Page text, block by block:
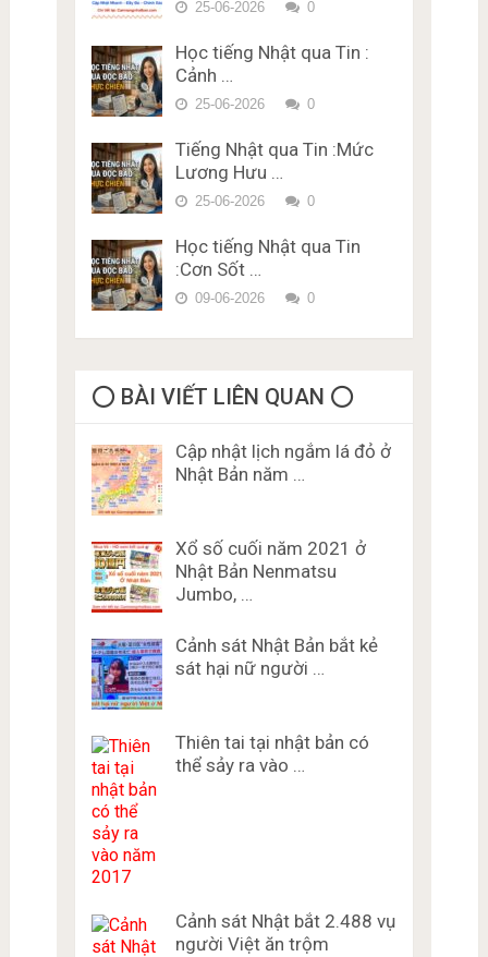
bằng lái xe ở Nhật Bản Miễn
Đề thi trắc nghiệm Lý thuyết
bằng lái xe ở Nhật Bản Miễn
Phí Karimen 10 câu Đề 5
Trắc nghiệm JLPT N1 Từ
Vựng – Chữ Hán Đề 15
25-06-2026 0
Học tiếng Nhật qua Tin :
Cảnh …
25-06-2026 0
Tiếng Nhật qua Tin :Mức
Lương Hưu …
25-06-2026 0
Học tiếng Nhật qua Tin
:Cơn Sốt …
09-06-2026 0
⭕️ BÀI VIẾT LIÊN QUAN ⭕️
Cập nhật lịch ngắm lá đỏ ở
Nhật Bản năm …
Xổ số cuối năm 2021 ở
Nhật Bản Nenmatsu
Jumbo, …
Cảnh sát Nhật Bản bắt kẻ
sát hại nữ người …
Thiên tai tại nhật bản có
thể sảy ra vào …
Cảnh sát Nhật bắt 2.488 vụ
người Việt ăn trộm